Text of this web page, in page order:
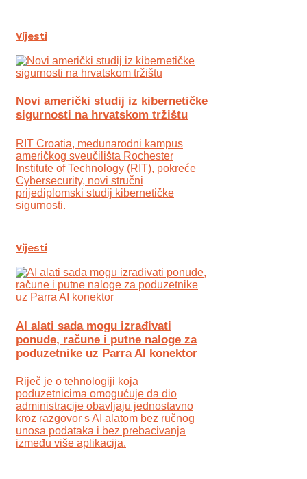
Vijesti
Novi američki studij iz kibernetičke
sigurnosti na hrvatskom tržištu
RIT Croatia, međunarodni kampus
američkog sveučilišta Rochester
Institute of Technology (RIT), pokreće
Cybersecurity, novi stručni
prijediplomski studij kibernetičke
sigurnosti.
Vijesti
AI alati sada mogu izrađivati
ponude, račune i putne naloge za
poduzetnike uz Parra AI konektor
Riječ je o tehnologiji koja
poduzetnicima omogućuje da dio
administracije obavljaju jednostavno
kroz razgovor s AI alatom bez ručnog
unosa podataka i bez prebacivanja
između više aplikacija.